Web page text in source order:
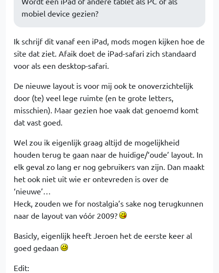
mobiel device gezien?
Ik schrijf dit vanaf een iPad, mods mogen kijken hoe de
site dat ziet. Afaik doet de iPad-safari zich standaard
voor als een desktop-safari.
De nieuwe layout is voor mij ook te onoverzichtelijk
door (te) veel lege ruimte (en te grote letters,
misschien). Maar gezien hoe vaak dat genoemd komt
dat vast goed.
Wel zou ik eigenlijk graag altijd de mogelijkheid
houden terug te gaan naar de huidige/‘oude’ layout. In
elk geval zo lang er nog gebruikers van zijn. Dan maakt
het ook niet uit wie er ontevreden is over de
‘nieuwe’…
Heck, zouden we for nostalgia’s sake nog terugkunnen
naar de layout van vóór 2009?
Basicly, eigenlijk heeft Jeroen het de eerste keer al
goed gedaan
Edit: